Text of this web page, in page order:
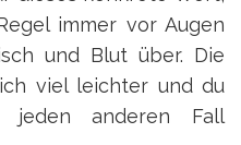
immer vor Augen
und Blut über. Die
viel leichter und du
anderen Fall